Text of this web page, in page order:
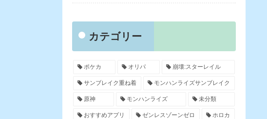
カテゴリー
ポケカ オリパ 崩壊:スターレイル
サンブレイク重ね着 モンハンライズサンブレイク
原神 モンハンライズ 未分類
おすすめアプリ ゼンレスゾーンゼロ ホロカ